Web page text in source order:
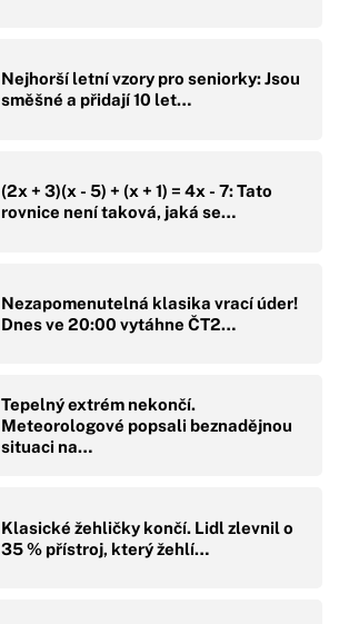
Nejhorší letní vzory pro seniorky: Jsou
směšné a přidají 10 let…
(2x + 3)(x - 5) + (x + 1) = 4x - 7: Tato
rovnice není taková, jaká se…
Nezapomenutelná klasika vrací úder!
Dnes ve 20:00 vytáhne ČT2…
Tepelný extrém nekončí.
Meteorologové popsali beznadějnou
situaci na…
Klasické žehličky končí. Lidl zlevnil o
35 % přístroj, který žehlí…